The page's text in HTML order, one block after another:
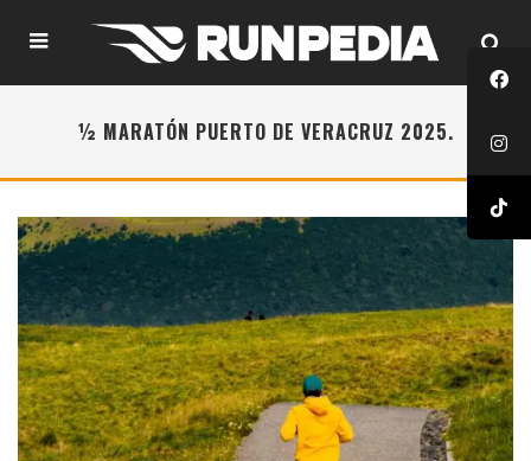
½ MARATÓN PUERTO DE VERACRUZ 2025.